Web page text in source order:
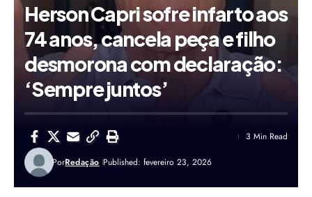
Herson Capri sofre infarto aos
74 anos, cancela peça e filho
desmorona com declaração:
‘Sempre juntos’
PorRedação Published: fevereiro 23, 2026
3 Min Read